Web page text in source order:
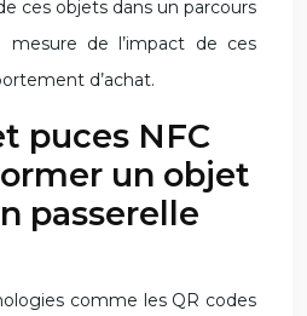
ces objets dans un parcours
de l’impact de ces
d’achat.
puces NFC
un objet
passerelle
comme les QR codes